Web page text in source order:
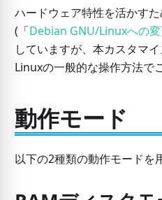
ハードウェア特性を活かす
(「Debian GNU/Linuxへの
していますが、本カスタマ
Linuxの一般的な操作方法で
動作モード
以下の2種類の動作モードを